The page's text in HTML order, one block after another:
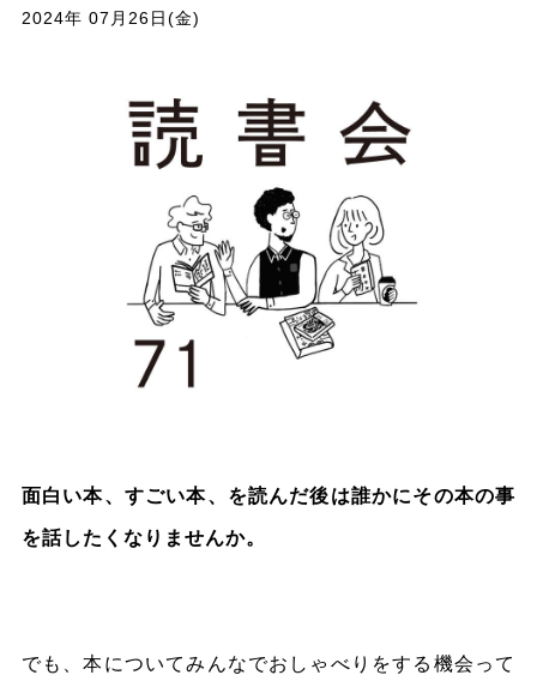
2024年 07月26日(金)
面白い本、すごい本、を読んだ後は誰かにその本の事
を話したくなりませんか。
でも、本についてみんなでおしゃべりをする機会って